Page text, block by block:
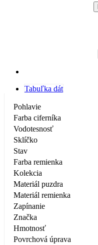
Tabuľka dát
Pohlavie
Farba ciferníka
Vodotesnosť
Sklíčko
Stav
Farba remienka
Kolekcia
Materiál puzdra
Materiál remienka
Zapínanie
Značka
Hmotnosť
Povrchová úprava